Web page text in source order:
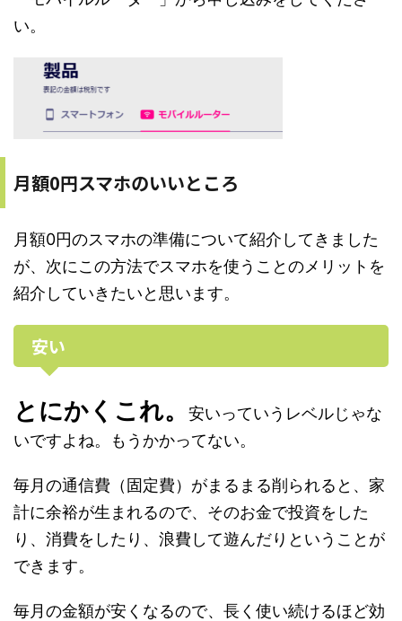
い。
月額0円スマホのいいところ
月額0円のスマホの準備について紹介してきました
が、次にこの方法でスマホを使うことのメリットを
紹介していきたいと思います。
安い
とにかくこれ。
安いっていうレベルじゃな
いですよね。もうかかってない。
毎月の通信費（固定費）がまるまる削られると、家
計に余裕が生まれるので、そのお金で投資をした
り、消費をしたり、浪費して遊んだりということが
できます。
毎月の金額が安くなるので、長く使い続けるほど効